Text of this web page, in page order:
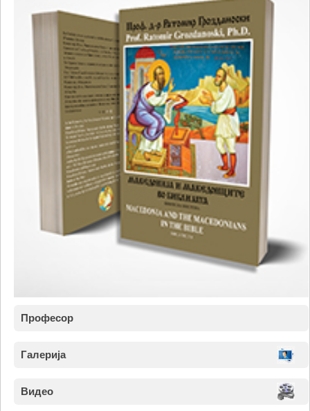
Професор
Галерија
Видео